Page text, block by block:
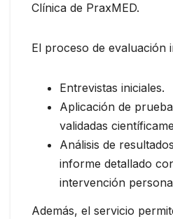
Clínica de PraxMED.
El proceso de evaluación
Entrevistas iniciales.
Aplicación de
validadas
Análisis de
informe detallado
intervención
Además, el servicio